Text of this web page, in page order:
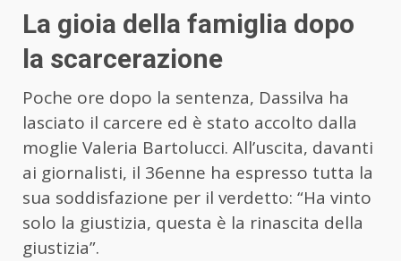
La gioia della famiglia dopo
la scarcerazione
Poche ore dopo la sentenza, Dassilva ha
lasciato il carcere ed è stato accolto dalla
moglie Valeria Bartolucci. All’uscita, davanti
ai giornalisti, il 36enne ha espresso tutta la
sua soddisfazione per il verdetto: “Ha vinto
solo la giustizia, questa è la rinascita della
giustizia”.